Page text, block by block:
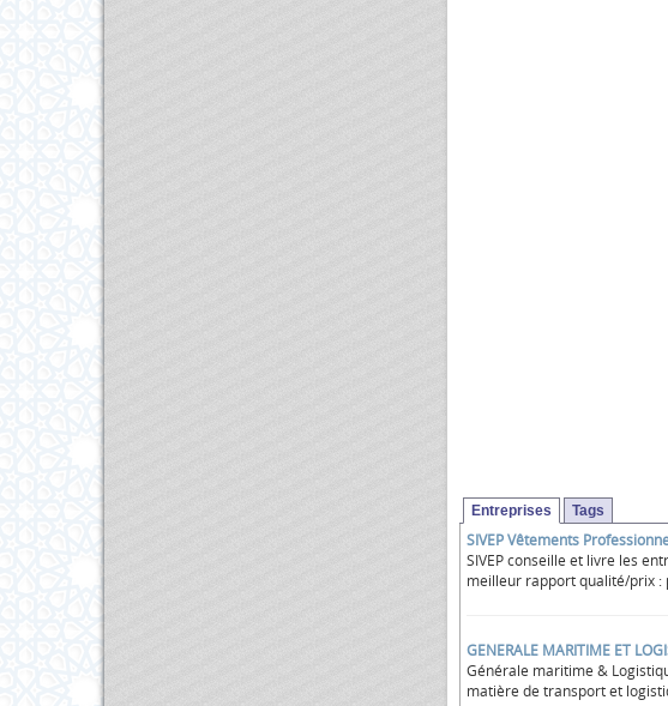
Entreprises Tags
SIVEP Vêtements
SIVEP conseille et livre les
meilleur rapport qualité/prix :
GENERALE MARITIME ET
Générale maritime &
matière de transport et